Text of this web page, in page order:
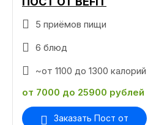
5 приёмов пищи
6 блюд
~от 1100 до 1300 калорий
от 7000 до 25900 рублей
Заказать Пост от